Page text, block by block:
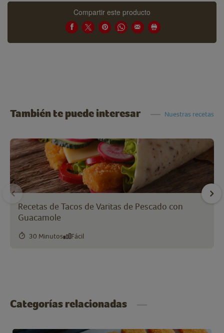
Compartir este producto
También te puede interesar Nuestras recetas
Recetas de Tacos de Varitas de Pescado con
Guacamole
30 Minutos Fácil
Categorías relacionadas